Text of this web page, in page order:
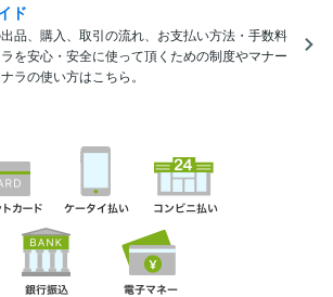
ド
品、購入、取引の流れ、お支払い方法・手数料
を安心・安全に使って頂くための制度やマナー
ラの使い方はこちら。